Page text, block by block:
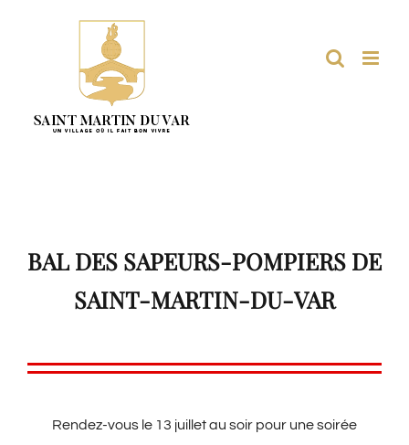
BAL DES SAPEURS-POMPIERS DE
SAINT-MARTIN-DU-VAR
Rendez-vous le 13 juillet au soir pour une soirée